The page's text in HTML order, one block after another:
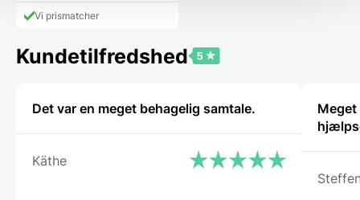
8.743,00 DKK.
prisVi prismatcher
Kundetilfredshed
Det var en meget behagelig samtale.
Käthe